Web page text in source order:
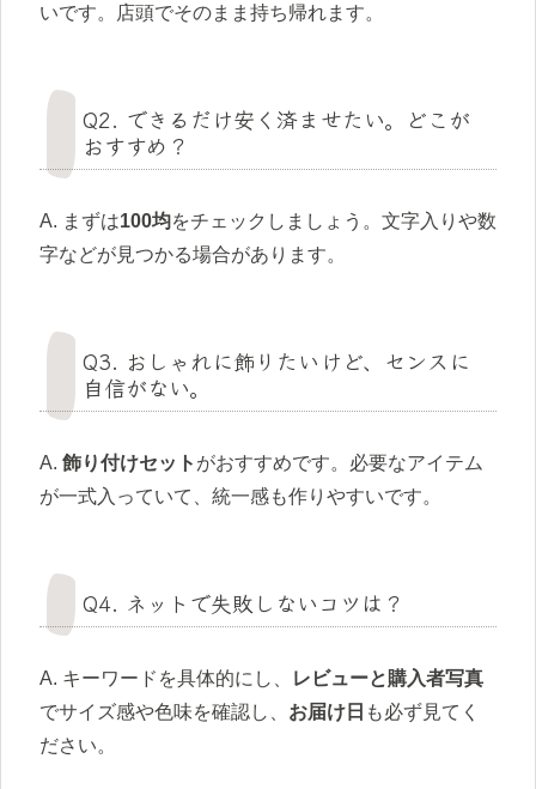
いです。店頭でそのまま持ち帰れます。
Q2. できるだけ安く済ませたい。どこが
おすすめ？
A. まずは100均をチェックしましょう。文字入りや数
字などが見つかる場合があります。
Q3. おしゃれに飾りたいけど、センスに
自信がない。
A. 飾り付けセット がおすすめです。必要なアイテム
が一式入っていて、統一感も作りやすいです。
Q4. ネットで失敗しないコツは？
A. キーワードを具体的にし、
レビューと購入者写真
でサイズ感や色味を確認し、 お届け日 も必ず見てく
ださい。